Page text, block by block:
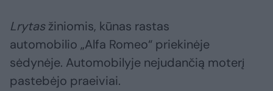
Lrytasžiniomis, kūnas rastas
automobilio „Alfa Romeo“ priekinėje
sėdynėje. Automobilyje nejudančią moterį
pastebėjo praeiviai.